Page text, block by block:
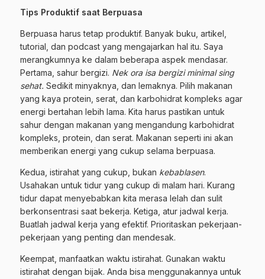
Tips Produktif saat Berpuasa
Berpuasa harus tetap produktif. Banyak buku, artikel,
tutorial, dan podcast yang mengajarkan hal itu. Saya
merangkumnya ke dalam beberapa aspek mendasar.
Pertama, sahur bergizi. Nek ora isa bergizi minimal sing
sehat. Sedikit minyaknya, dan lemaknya. Pilih makanan
yang kaya protein, serat, dan karbohidrat kompleks agar
energi bertahan lebih lama. Kita harus pastikan untuk
sahur dengan makanan yang mengandung karbohidrat
kompleks, protein, dan serat. Makanan seperti ini akan
memberikan energi yang cukup selama berpuasa.
Kedua, istirahat yang cukup, bukan kebablasen.
Usahakan untuk tidur yang cukup di malam hari. Kurang
tidur dapat menyebabkan kita merasa lelah dan sulit
berkonsentrasi saat bekerja. Ketiga, atur jadwal kerja.
Buatlah jadwal kerja yang efektif. Prioritaskan pekerjaan-
pekerjaan yang penting dan mendesak.
Keempat, manfaatkan waktu istirahat. Gunakan waktu
istirahat dengan bijak. Anda bisa menggunakannya untuk